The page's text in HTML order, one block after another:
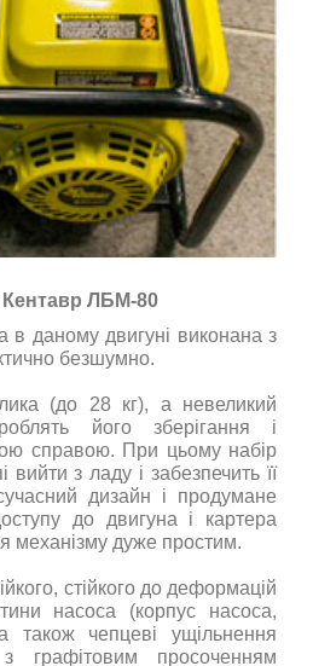
ЛБМ-80
в даному двигуні виконана з
безшумно.
(до 28 кг), а невеликий
його зберігання і
справою. При цьому набір
вийти з ладу і забезпечить її
дизайн і продумане
до двигуна і картера
механізму дуже простим.
стійкого до деформацій
насоса (корпус насоса,
також чепцеві ущільнення
з графітовим просоченням